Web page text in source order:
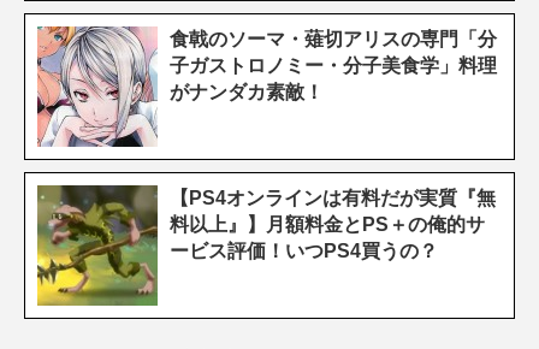
食戟のソーマ・薙切アリスの専門「分
子ガストロノミー・分子美食学」料理
がナンダカ素敵！
【PS4オンラインは有料だが実質『無
料以上』】月額料金とPS＋の俺的サ
ービス評価！いつPS4買うの？